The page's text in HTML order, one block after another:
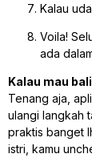
Kalau
Voila!
ada
Kalau mau
Tenang aja,
ulangi langkah
praktis banget
istri, kamu